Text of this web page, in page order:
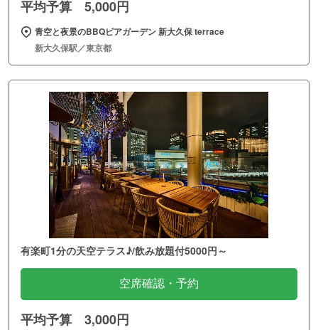
平均予算 5,000円
青空と夜景のBBQビアガーデン 新大久保 terrace
新大久保駅／東京都
有楽町1分の天空テラス♪/飲み放題付5000円～
空席確認・予約
平均予算 3,000円